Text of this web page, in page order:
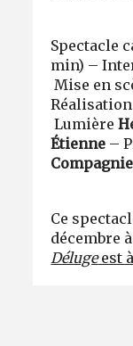
Spectacle
min) –
Mise en
Lumière
Étienne –
Ce
décembre
Délugeest